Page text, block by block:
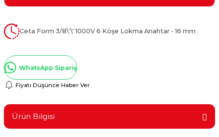
Atölye Aletleri
Ceta Form 3/8\'\' 1000V 6 Köşe Lokma Anahtar - 16 mm
WhatsApp Sipariş
Fiyatı Düşünce Haber Ver
Ürün Bilgisi